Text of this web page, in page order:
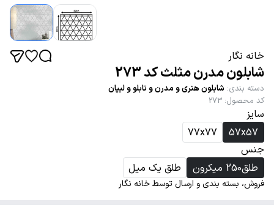
خانه نگار
شابلون مدرن مثلث کد 273
دسته بندی: شابلون هنری و مدرن و تابلو و لیپان
کد محصول:
273
سایز
57x57
77x77
جنس
طلق250 میکرون
طلق یک میل
فروش، بسته بندی و ارسال توسط خانه نگار